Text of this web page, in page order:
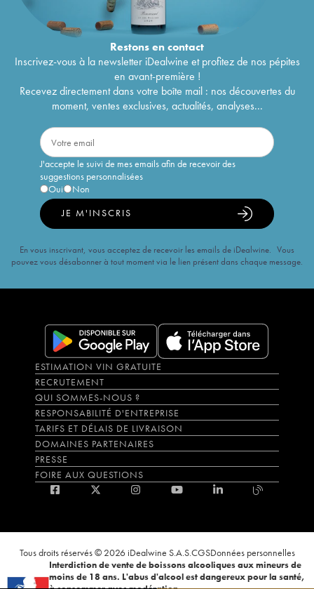
Restons encontact
Inscrivez-vous à la newsletter iDealwine et profitez de nos pépites
en avant-première !
Recevez directement dans votre boîte mail : nos découvertes du
moment, ventes exclusives, actualités, analyses...
J'accepte le suivi de mes emails afin de recevoir des
suggestions personnalisées
Oui
Non
JE M'INSCRIS
En vous inscrivant, vous acceptez de recevoir les emails de iDealwine. Vous
pouvez vous désabonner à tout moment via le lien présent dans chaque message.
ESTIMATION VIN GRATUITE
RECRUTEMENT
QUI SOMMES-NOUS ?
RESPONSABILITÉ D'ENTREPRISE
TARIFS ET DÉLAIS DE LIVRAISON
DOMAINES PARTENAIRES
PRESSE
FOIRE AUX QUESTIONS
Tous droits réservés © 2026 iDealwine S.A.S.CGSDonnées personnelles
Interdiction de vente de boissons alcooliques aux mineurs de
moins de 18 ans. L'abus d'alcool est dangereux pour la santé,